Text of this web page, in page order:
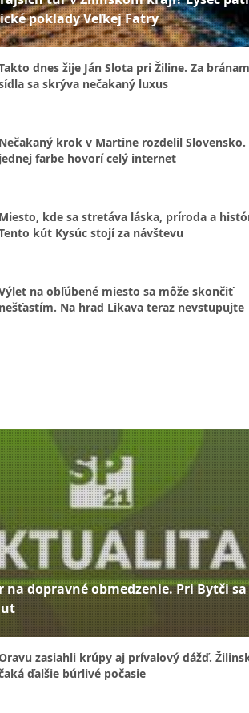
poklady Veľkej Fatry
dnes žije Ján Slota pri Žiline. Za
sa skrýva nečakaný luxus
Nečakaný krok v Martine rozdelil Slovensko.
jednej farbe hovorí celý internet
Miesto, kde sa stretáva láska, príroda a
kút Kysúc stojí za návštevu
na obľúbené miesto sa môže skončiť
nešťastím. Na hrad Likava teraz nevstupujte
na dopravné obmedzenie. Pri Bytči sa
zasiahli krúpy aj prívalový dážď.
ďalšie búrlivé počasie